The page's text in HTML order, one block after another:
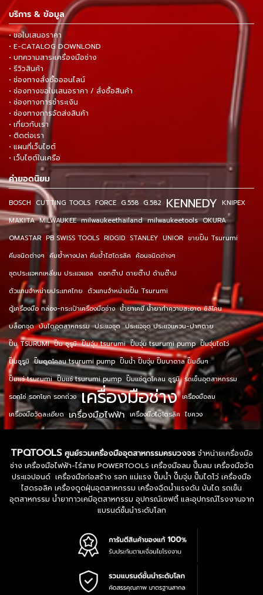
บริการ & ข้อมูล
• ขอใบเสนอราคา
• E-CATALOG DOWNLOND
• บทความสาระเครื่องมือช่าง
• รีวิวสินค้า
• ช่องทางสั่งซื้อออนไลน์
• ช่องทางขอใบเสนอราคา / สั่งซื้อสินค้า
• ช่องทางการชำระเงิน
• ช่องทางการจัดส่งสินค้า
• เกี่ยวกับเรา
• ติดต่อเรา
• แผนที่เว็บไซต์
• เว็บไซต์ในเครือ
คำยอดนิยม
BOSCH CUTTING TOOLS FORCE G.558 G.582 KENNEDY KNIPEX
MAKITA MILWAUKEE milwaukeethailand milwaukeetools OKURA
OMASTAR PB SWISS TOOLS RIDGID STANLEY UNIOR ขายปั๊ม Tsurumi
คีมชนิดต่างๆ คีมย้ำหางปลา คีมย้ำไฮโดรลิค ค้อนชนิดต่างๆ
ชุดประแจหกเหลี่ยม ประแจแอล ดอกต๊าป ดายต๊าป ด้ามต๊าป
ตัวแทนจำหน่ายประเทศไทย ตัวแทนจำหน่ายปั๊ม Tsurumi
ตู้เครื่องมือ กล่อง-กระเป๋าเครื่องมือช่าง น้ำยาเคมี น้ำยาทำความสะอาด ซิลิโคน
บล็อกชุด บันไดอุตสาหกรรม ประแจชุด ประแจชุด ประแจแหวน-ปากตาย
ปั๊ม TSURUMI ปั๊ม ซูรูมิ ปั๊มจุ่ม tsurumi ปั๊มจุ่ม tsurumi pump ปั๊มจุ่มไดโว่
ปั๊มซูรูมิ ปั๊มดูดโคลน tsurumi pump ปั๊มน้ำ ปั๊มจุ่ม ปั๊มบาดาล ปั๊มอื่นๆ
ปั๊มแช่ tsurumi ปั๊มแช่ tsurumi pump ปั๊มแช่ดูดโคลน ซูรูมิ รถเข็นอุตสาหกรรม
รอกโซ่ รอกโยก รอกถ่วง เครื่องมือช่าง เครื่องมือลม
เครื่องมือวัดละเอียด เครื่องมือไฟฟ้า เครื่องมือไฮโดรลิค ไขควง
TPQTOOLS ศูนย์รวมเครื่องมืออุตสาหกรรมครบวงจรจำหน่ายเครื่องมือ
ช่าง เครื่องมือไฟฟ้า-ไร้สาย POWERTOOLS เครื่องมือลม ปั๊มลม เครื่องมือวัด
ประแจปอนด์ เครื่องมือก่อสร้าง รอก แม่แรง ปั๊มน้ำ ปั๊มจุ่ม ปั๊มไดโว่ เครื่องมือ
ไฮดรอลิค เครื่องดูดฝุ่นอุตสาหกรรม เครื่องฉีดน้ำแรงดัน บันได รถเข็น
อุตสาหกรรม น้ำยากาวเคมีอุตสาหกรรม อุปกรณ์เซฟตี้ และอุปกรณ์โรงงานจาก
แบรนด์ชั้นนำระดับโลก